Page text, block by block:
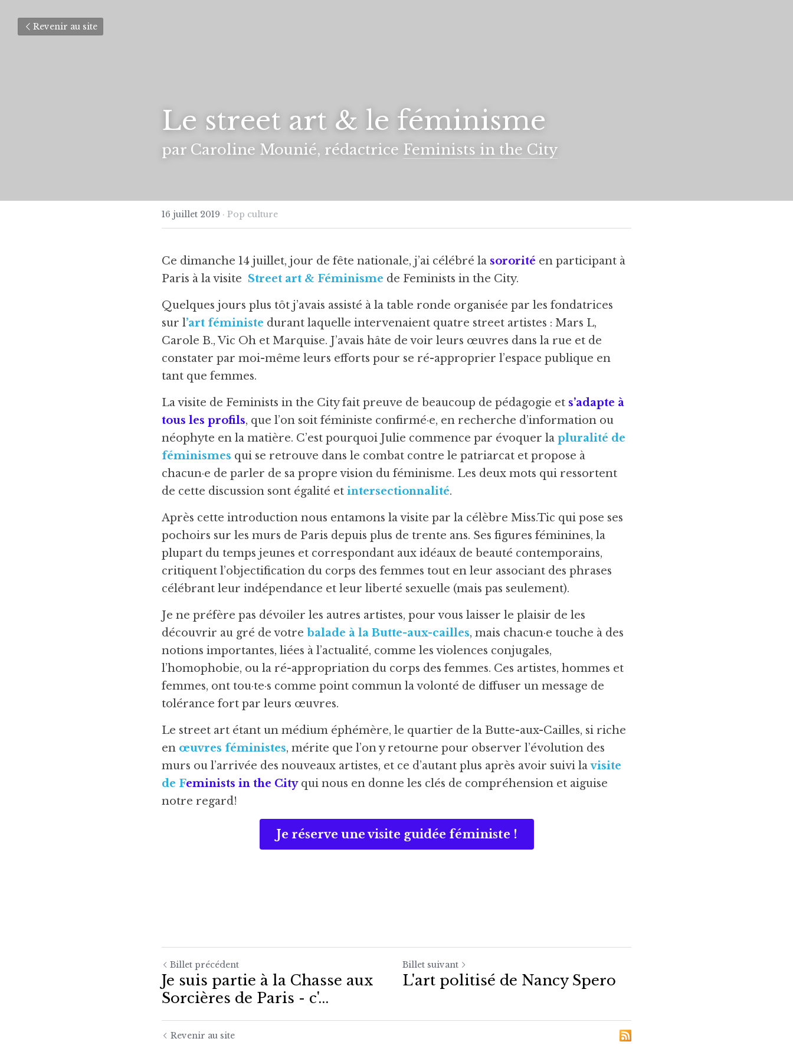
Revenir au site
Le street art & le féminisme
par Caroline Mounié, rédactrice Feminists in the City
16 juillet 2019 · Pop culture
Ce dimanche 14 juillet, jour de fête nationale, j’ai célébré la sororité en participant à
Paris à la visite Street art & Féminisme de Feminists in the City.
Quelques jours plus tôt j’avais assisté à la table ronde organisée par les fondatrices
sur l’art féministe durant laquelle intervenaient quatre street artistes : Mars L,
Carole B., Vic Oh et Marquise. J’avais hâte de voir leurs œuvres dans la rue et de
constater par moi-même leurs efforts pour se ré-approprier l’espace publique en
tant que femmes.
La visite de Feminists in the City fait preuve de beaucoup de pédagogie et s’adapte à
tous les profils, que l’on soit féministe confirmé·e, en recherche d’information ou
néophyte en la matière. C’est pourquoi Julie commence par évoquer la pluralité de
féminismes qui se retrouve dans le combat contre le patriarcat et propose à
chacun·e de parler de sa propre vision du féminisme. Les deux mots qui ressortent
de cette discussion sont égalité et intersectionnalité.
Après cette introduction nous entamons la visite par la célèbre Miss.Tic qui pose ses
pochoirs sur les murs de Paris depuis plus de trente ans. Ses figures féminines, la
plupart du temps jeunes et correspondant aux idéaux de beauté contemporains,
critiquent l’objectification du corps des femmes tout en leur associant des phrases
célébrant leur indépendance et leur liberté sexuelle (mais pas seulement).
Je ne préfère pas dévoiler les autres artistes, pour vous laisser le plaisir de les
découvrir au gré de votre balade à la Butte-aux-cailles, mais chacun·e touche à des
notions importantes, liées à l’actualité, comme les violences conjugales,
l’homophobie, ou la ré-appropriation du corps des femmes. Ces artistes, hommes et
femmes, ont tou·te·s comme point commun la volonté de diffuser un message de
tolérance fort par leurs œuvres.
Le street art étant un médium éphémère, le quartier de la Butte-aux-Cailles, si riche
en œuvres féministes, mérite que l’on y retourne pour observer l’évolution des
murs ou l’arrivée des nouveaux artistes, et ce d’autant plus après avoir suivi la visite
de Feminists in the City qui nous en donne les clés de compréhension et aiguise
notre regard!
Je réserve une visite guidée féministe !
Billet précédent
Je suis partie à la Chasse aux
Sorcières de Paris - c'...
Billet suivant
L'art politisé de Nancy Spero
Revenir au site